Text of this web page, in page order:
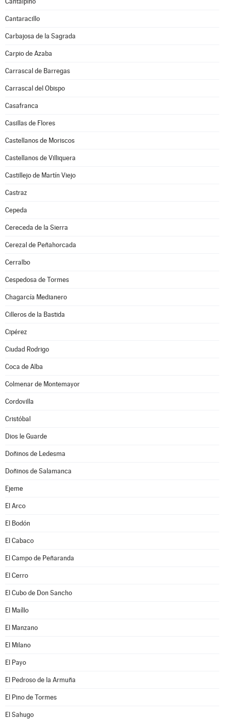
Cantaracillo
Carbajosa de la Sagrada
Carpio de Azaba
Carrascal de Barregas
Carrascal del Obispo
Casafranca
Casillas de Flores
Castellanos de Moriscos
Castellanos de Villiquera
Castillejo de Martín Viejo
Castraz
Cepeda
Cereceda de la Sierra
Cerezal de Peñahorcada
Cerralbo
Cespedosa de Tormes
Chagarcía Medianero
Cilleros de la Bastida
Cipérez
Ciudad Rodrigo
Coca de Alba
Colmenar de Montemayor
Cordovilla
Cristóbal
Dios le Guarde
Doñinos de Ledesma
Doñinos de Salamanca
Ejeme
El Arco
El Bodón
El Cabaco
El Campo de Peñaranda
El Cerro
El Cubo de Don Sancho
El Maíllo
El Manzano
El Milano
El Payo
El Pedroso de la Armuña
El Pino de Tormes
El Sahugo